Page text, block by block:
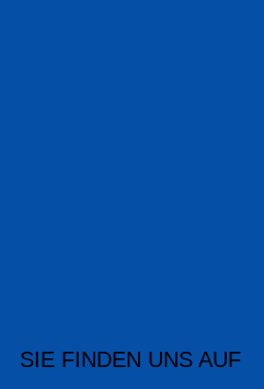
SIE FINDEN UNS AUF